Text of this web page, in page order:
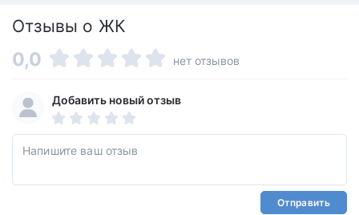
Отзывы о ЖК
0,0 нет отзывов
Добавить новый отзыв
Отправить